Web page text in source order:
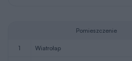
Pomieszczenie
1 wiatrołap